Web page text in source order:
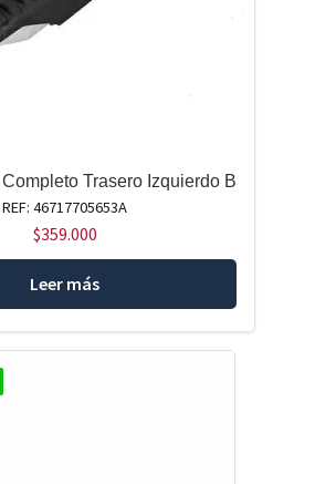
Trasero Izquierdo B
REF: 46717705653A
$359.000
Leer más